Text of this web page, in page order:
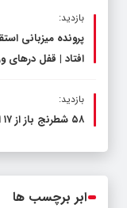
بازدید:
پرونده میزبانی
افتاد | قفل در‌های
بازدید:
۵۸ شطرنج‌ باز از ۱۷ استان در حال رقابت در گلمکان
ابر برچسب ها